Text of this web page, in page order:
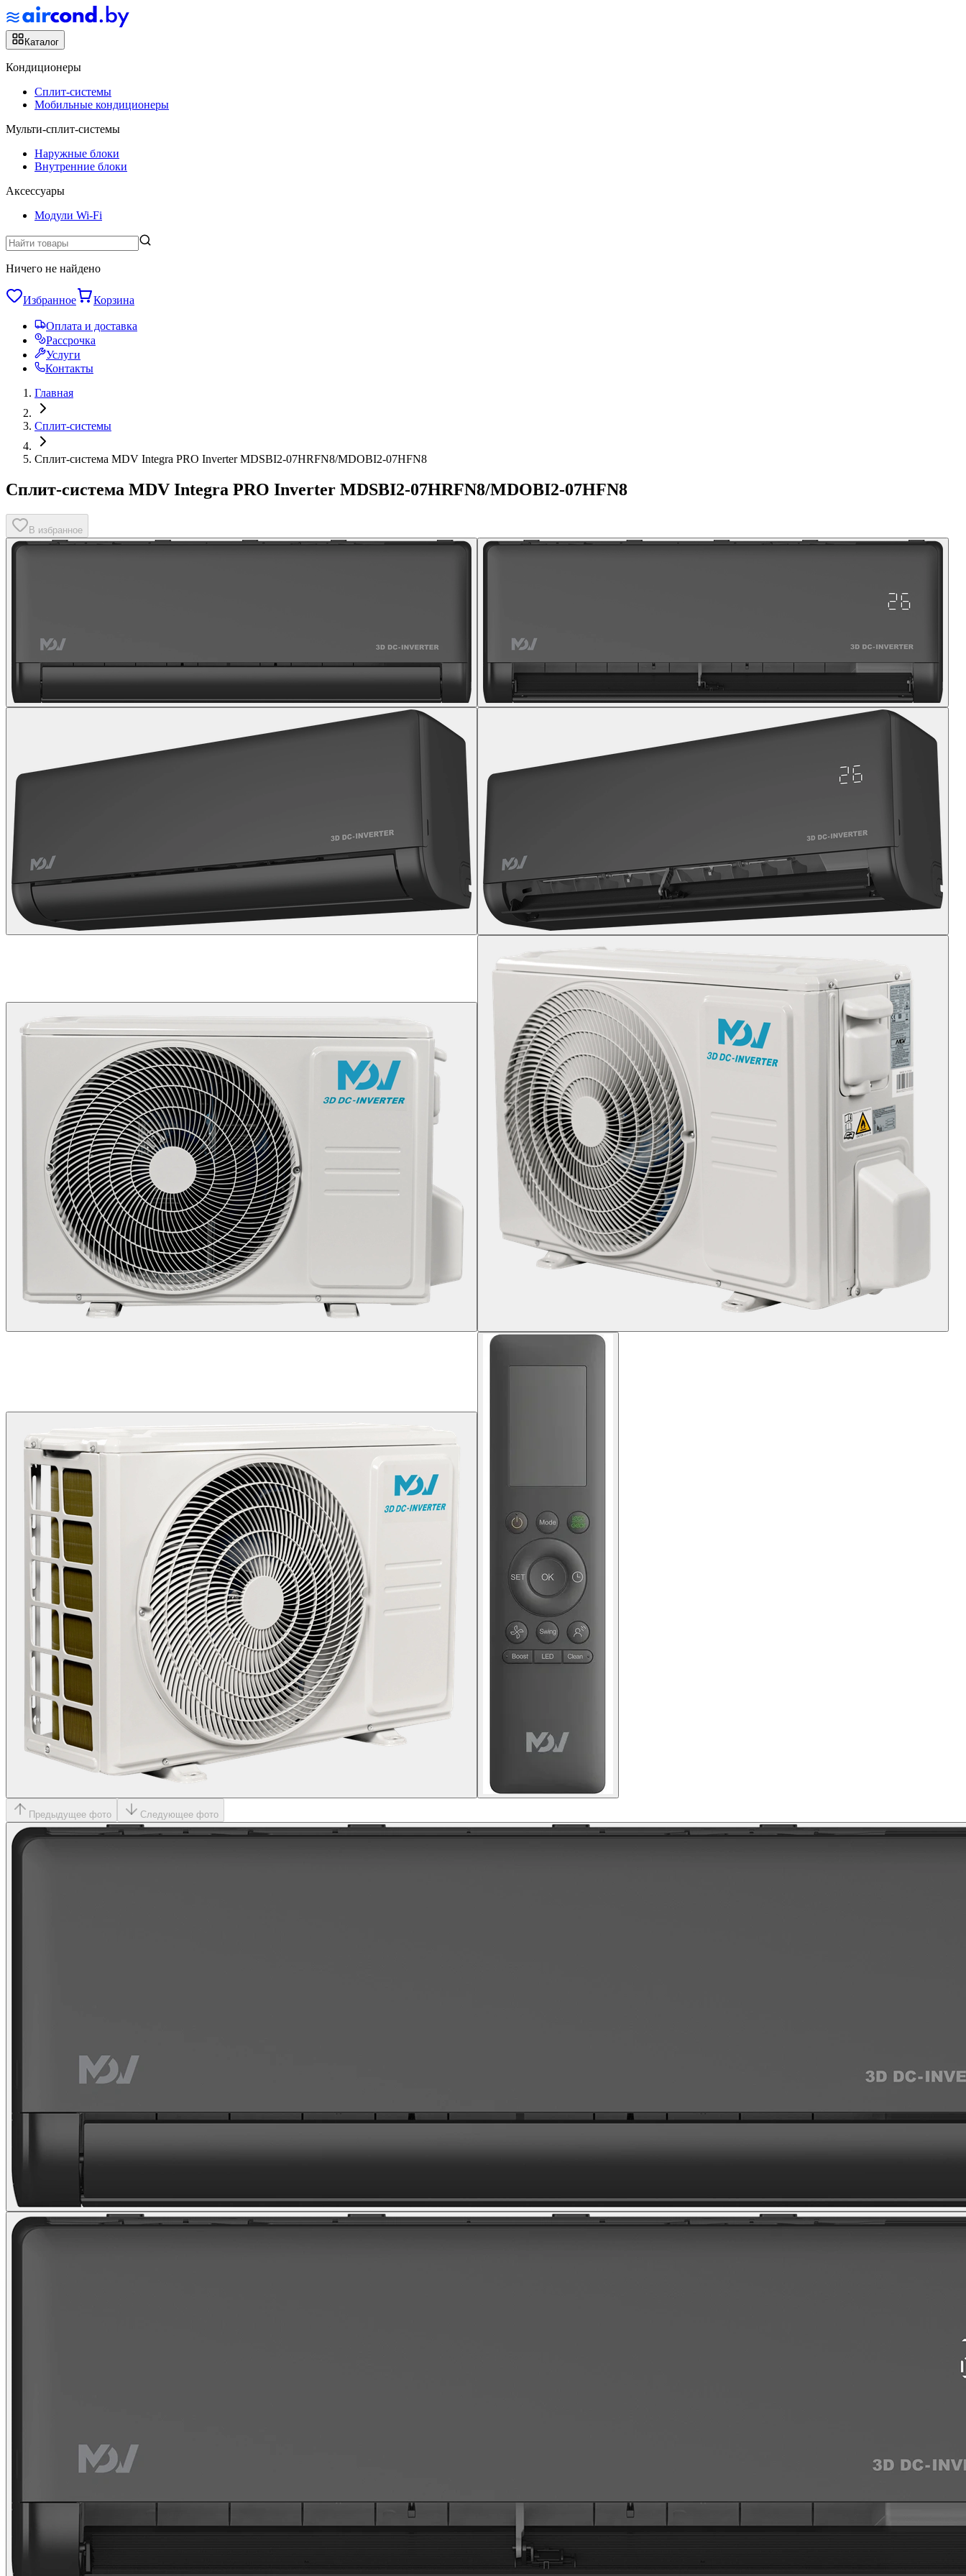
Каталог
Кондиционеры
Сплит-системы
Мобильные кондиционеры
Мульти-сплит-системы
Наружные блоки
Внутренние блоки
Аксессуары
Модули Wi-Fi
Ничего не найдено
Избранное Корзина
Оплата и доставка
Рассрочка
Услуги
Контакты
Главная
Сплит-системы
Сплит-система MDV Integra PRO Inverter MDSBI2-07HRFN8/MDOBI2-07HFN8
Сплит-система MDV Integra PRO Inverter MDSBI2-07HRFN8/MDOBI2-07HFN8
В избранное
Предыдущее фото Следующее фото